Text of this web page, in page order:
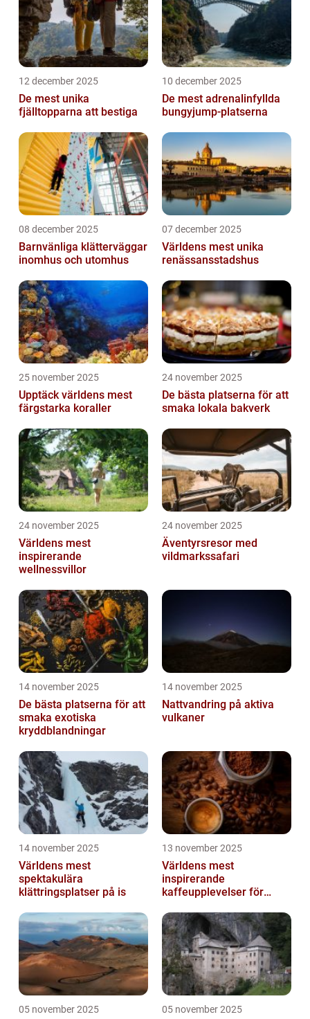
12 december 2025
De mest unika
fjälltopparna att bestiga
10 december 2025
De mest adrenalinfyllda
bungyjump-platserna
08 december 2025
Barnvänliga klätterväggar
inomhus och utomhus
07 december 2025
Världens mest unika
renässansstadshus
25 november 2025
Upptäck världens mest
färgstarka koraller
24 november 2025
De bästa platserna för att
smaka lokala bakverk
24 november 2025
Världens mest
inspirerande
wellnessvillor
24 november 2025
Äventyrsresor med
vildmarkssafari
14 november 2025
De bästa platserna för att
smaka exotiska
kryddblandningar
14 november 2025
Nattvandring på aktiva
vulkaner
14 november 2025
Världens mest
spektakulära
klättringsplatser på is
13 november 2025
Världens mest
inspirerande
kaffeupplevelser för
05 november 2025 05 november 2025